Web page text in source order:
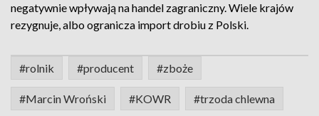
negatywnie wpływają na handel zagraniczny. Wiele krajów
rezygnuje, albo ogranicza import drobiu z Polski.
#rolnik #producent #zboże
#Marcin Wroński #KOWR #trzoda chlewna